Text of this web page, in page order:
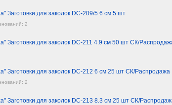
Заготовки для заколок DC-209/5 6 см 5 шт
2
Заготовки для заколок DC-211 4.9 см 50 шт СК/
Заготовки для заколок DC-212 6 см 25 шт СК/Распродажа
2
Заготовки для заколок DC-213 8.3 см 25 шт СК/